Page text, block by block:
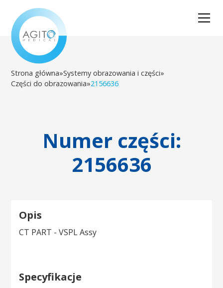
Strona główna»Systemy obrazowania i części»
Części do obrazowania»2156636
Numer części:
2156636
Opis
CT PART - VSPL Assy
Specyfikacje